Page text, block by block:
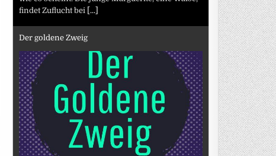
findet Zuflucht bei [...]
Der goldene Zweig